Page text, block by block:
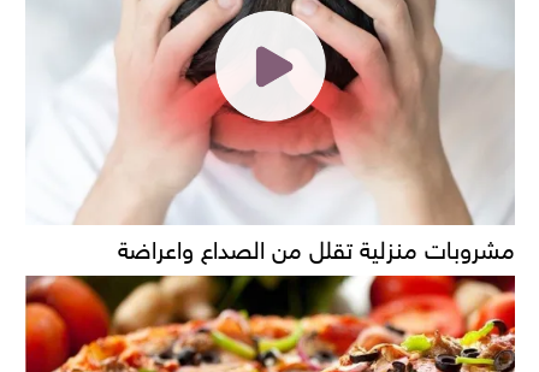
مشروبات منزلية تقلل من الصداع واعراضة